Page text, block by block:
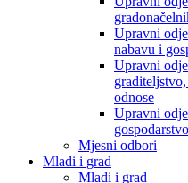
Upravni
nabavu i
Upravni
odnose
Upravni
gospodarstvo
Mjesni odbori
Mladi i grad
Mladi i grad